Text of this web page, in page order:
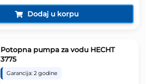
Dodaj u korpu
Potopna pumpa za vodu HECHT
3775
Garancija: 2 godine